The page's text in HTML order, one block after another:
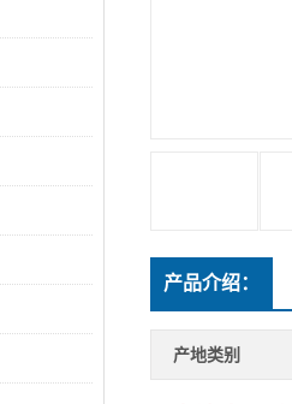
产品介绍：
产地类别